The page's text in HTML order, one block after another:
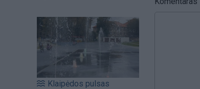
Klaipėdos pulsas